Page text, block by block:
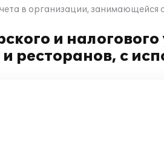
в организации,
и
и ресторанов, с